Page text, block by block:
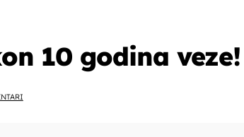
10 godina veze!